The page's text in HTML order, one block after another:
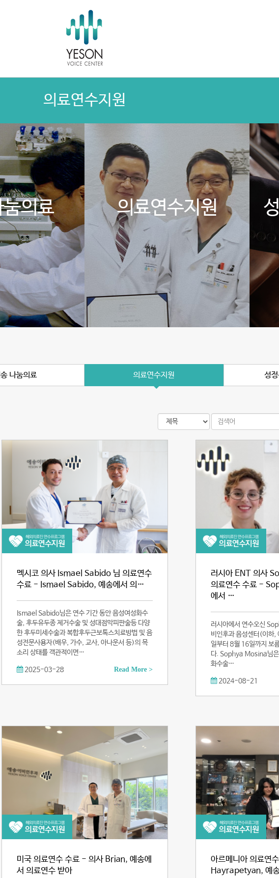
의료연수지원
의료 의료연수지원
나눔의료 의료연수지원 성
멕시코 의사 Ismael Sabido 님 의료연수
수료 - Ismael Sabido, 예송에서 의…
Ismael Sabido님은 연수 기간 동안 음성여성화수
술, 후두유두종 제거수술 및 성대점막피판술등 다양
한 후두미세수술과 복합후두근보톡스치료방법 및 음
성전문사용자(배우, 가수, 교사, 아나운서 등)의 목
소리 상태를 객관적이면…
2025-03-28 Read More >
러시아 ENT 의사
의료연수 수료 -
에서 …
러시아에서 연수오신
비인후과 음성센터(이하,
일부터 8월 16일까지 보
다. Sophya Mosina님은
화수술…
2024-08-21
미국 의료연수 수료 - 의사 Brian, 예송에
서 의료연수 받아
아르메니아 의료연
Hayrapetyan, 예